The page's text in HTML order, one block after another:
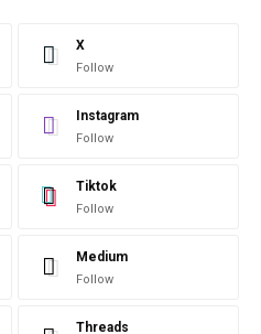
X
Follow
Instagram
Follow
Tiktok
Follow
Medium
Follow
Threads